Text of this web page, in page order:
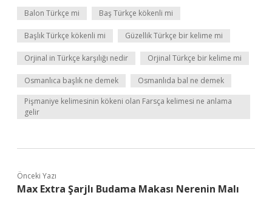
Balon Türkçe mi Baş Türkçe kökenli mi
Başlık Türkçe kökenli mi Güzellik Türkçe bir kelime mi
Orjinal in Türkçe karşılığı nedir Orjinal Türkçe bir kelime mi
Osmanlıca başlık ne demek
Osmanlıda bal ne demek
Pişmaniye kelimesinin kökeni olan Farsça kelimesi ne anlama
gelir
Önceki Yazı
Max Extra Şarjlı Budama Makası Nerenin Malı